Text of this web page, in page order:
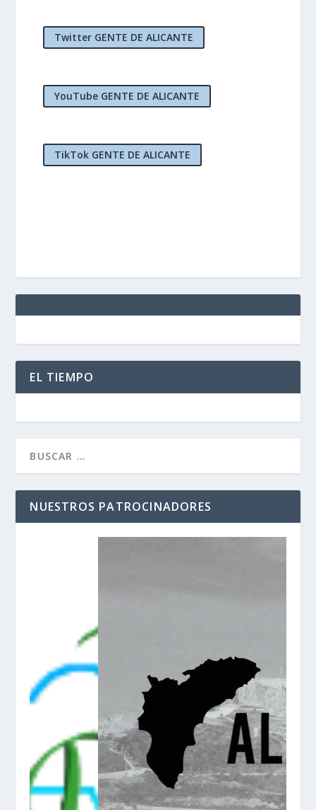
Twitter GENTE DE ALICANTE
YouTube GENTE DE ALICANTE
TikTok GENTE DE ALICANTE
EL TIEMPO
NUESTROS PATROCINADORES